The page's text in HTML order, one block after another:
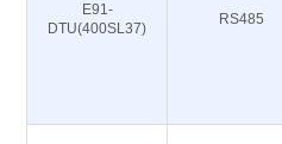
E91-
DTU(400SL37)
RS485